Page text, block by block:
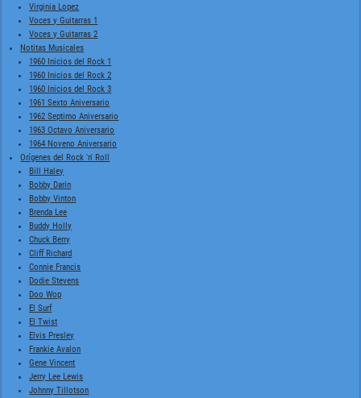
Virginia Lopez
Voces y Guitarras 1
Voces y Guitarras 2
Notitas Musicales
1960 Inicios del Rock 1
1960 Inicios del Rock 2
1960 Inicios del Rock 3
1961 Sexto Aniversario
1962 Septimo Aniversario
1963 Octavo Aniversario
1964 Noveno Aniversario
Orígenes del Rock 'n' Roll
Bill Haley
Bobby Darin
Bobby Vinton
Brenda Lee
Buddy Holly
Chuck Berry
Cliff Richard
Connie Francis
Dodie Stevens
Doo Wop
El Surf
El Twist
Elvis Presley
Frankie Avalon
Gene Vincent
Jerry Lee Lewis
Johnny Tillotson